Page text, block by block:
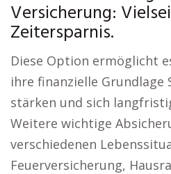
Versicherung:
Zeitersparnis.
Diese Option ermöglicht
ihre finanzielle Grundlage
stärken und sich
Weitere wichtige
verschiedenen
Feuerversicherung,